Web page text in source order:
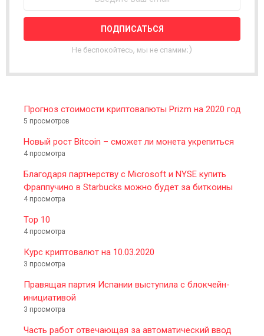
L
E
T
R
Не беспокойтесь, мы не спамим;)
Прогноз стоимости криптовалюты Prizm на 2020 год
5 просмотров
Новый рост Bitcoin – сможет ли монета укрепиться
4 просмотра
Благодаря партнерству с Microsoft и NYSE купить
Фраппучино в Starbucks можно будет за биткоины
4 просмотра
Top 10
4 просмотра
Курс криптовалют на 10.03.2020
3 просмотра
Правящая партия Испании выступила с блокчейн-
инициативой
3 просмотра
Часть работ отвечающая за автоматический ввод